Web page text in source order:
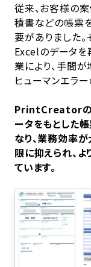
従来、お客様の
積書などの帳票
要がありました
Excelのデータ
業により、手間
ヒューマンエラ
PrintCreatorの
ータをもとした
なり、業務効率
限に抑えられ、
ています。